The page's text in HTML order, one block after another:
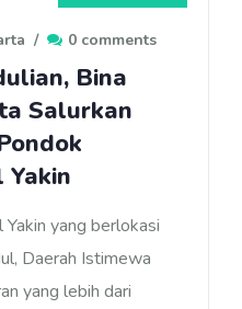
/ 0 comments
Bina
Salurkan
yang berlokasi
Daerah Istimewa
yang lebih dari